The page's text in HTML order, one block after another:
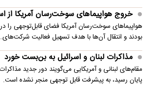
خروج هواپیماهای سوخت‌رسان آمریکا از
هواپیماهای سوخت‌رسان آمریکا فضای قابل‌توجهی را در
بودند و انتقال آن‌ها با هدف تسهیل فعالیت
مذاکرات لبنان و اسرائیل به بن‌بست خورد
مقام‌های لبنانی و آمریکایی می‌گویند دور جدید
پایان رسید، به پیشرفت قابل توجهی منجر نشده است.